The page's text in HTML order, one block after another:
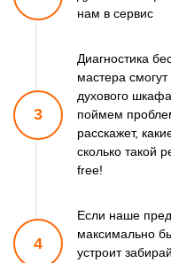
нам в сервис
3
Диагностика
мастера смогут
духового
поймем
расскажет,
сколько такой
free!
4
Если наше
максимально
устроит